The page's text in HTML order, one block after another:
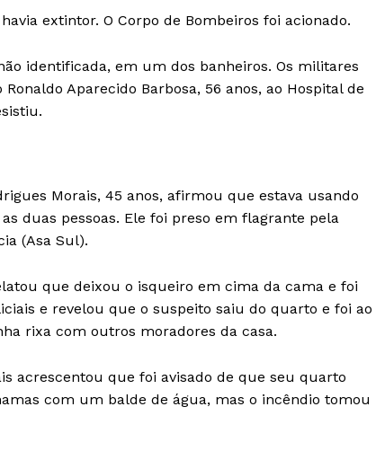
extintor. O Corpo de Bombeiros foi acionado.
identificada, em um dos banheiros. Os militares
Aparecido Barbosa, 56 anos, ao Hospital de
Morais, 45 anos, afirmou que estava usando
duas pessoas. Ele foi preso em flagrante pela
(Asa Sul).
que deixou o isqueiro em cima da cama e foi
e revelou que o suspeito saiu do quarto e foi ao
rixa com outros moradores da casa.
acrescentou que foi avisado de que seu quarto
com um balde de água, mas o incêndio tomou